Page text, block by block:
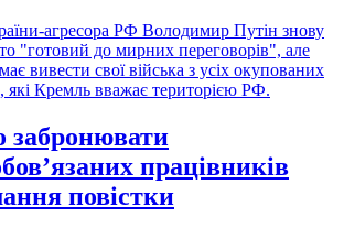
агресора РФ Володимир Путін знову
"готовий до мирних переговорів", але
вивести свої війська з усіх окупованих
які Кремль вважає територією РФ.
працівників
повістки